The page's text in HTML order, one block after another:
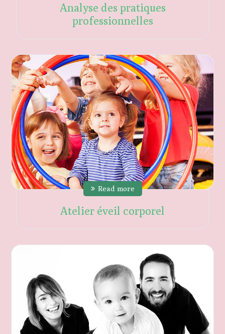
Analyse des pratiques
professionnelles
Read more
Atelier éveil corporel